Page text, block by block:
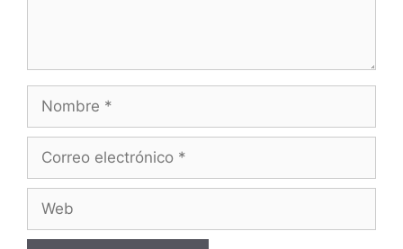
Nombre
Correo
Web